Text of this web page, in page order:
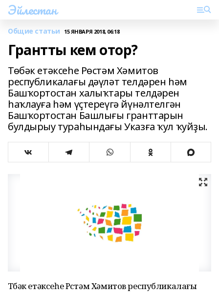
Эйлестан
Общие статьи 15 ЯНВАРЯ 2018, 06:18
Грантты кем отор?
Төбәк етәксеһе Рөстәм Хәмитов
республикалағы дәүләт телдәрен һәм
Башҡортостан халыҡтары телдәрен
һаҡлауға һәм үҫтереүгә йүнәлтелгән
Башҡортостан Башлығы гранттарын
булдырыу тураһындағы Указға ҡул ҡуйҙы.
Төбәк етәксеһе Рөстәм Хәмитов республикалағы